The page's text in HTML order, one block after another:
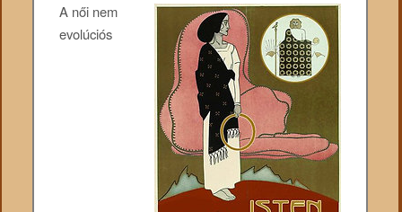
A női nem
evolúciós